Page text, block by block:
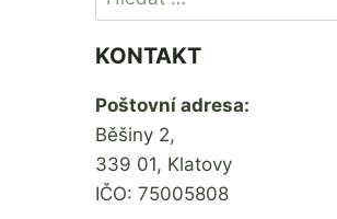
KONTAKT
Poštovní adresa:
Běšiny 2,
339 01, Klatovy
IČO: 75005808